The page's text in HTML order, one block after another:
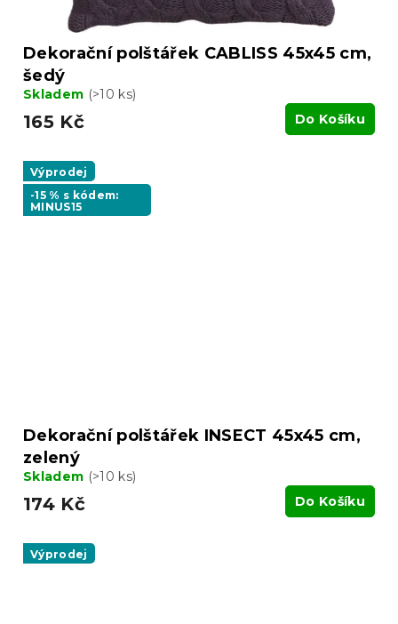
Dekorační polštářek CABLISS 45x45 cm,
šedý
Skladem (>10 ks)
165 Kč Do Košíku
Výprodej
-15 % s kódem:
MINUS15
Dekorační polštářek INSECT 45x45 cm,
zelený
Skladem (>10 ks)
174 Kč Do Košíku
Výprodej